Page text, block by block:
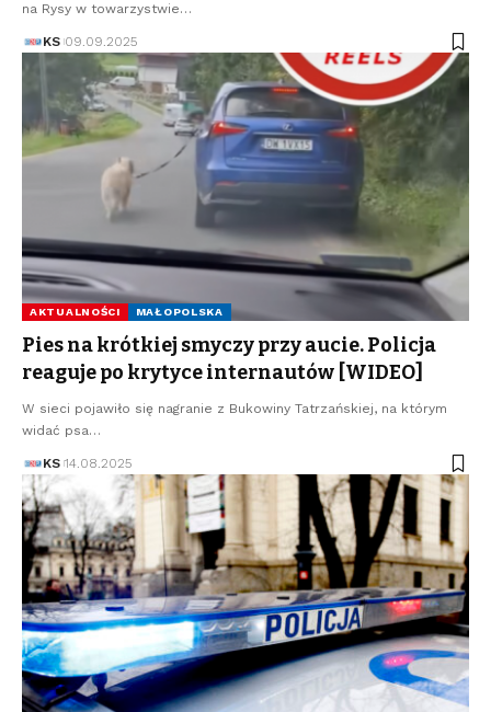
na Rysy w towarzystwie…
KS 09.09.2025
AKTUALNOŚCI MAŁOPOLSKA
Pies na krótkiej smyczy przy aucie. Policja
reaguje po krytyce internautów [WIDEO]
W sieci pojawiło się nagranie z Bukowiny Tatrzańskiej, na którym
widać psa…
KS 14.08.2025